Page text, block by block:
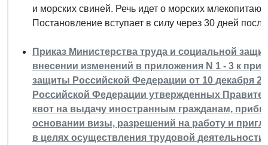
и морских свиней. Речь идет о морских
Постановление вступает в силу через 30 дней
Приказ Министерства труда и социальной
внесении изменений в приложения N 1 - 3 к
защиты Российской Федерации от 10 декабря
Российской Федерации утвержденных
квот на выдачу иностранным гражданам,
основании визы, разрешений на работу и
в целях осуществления трудовой